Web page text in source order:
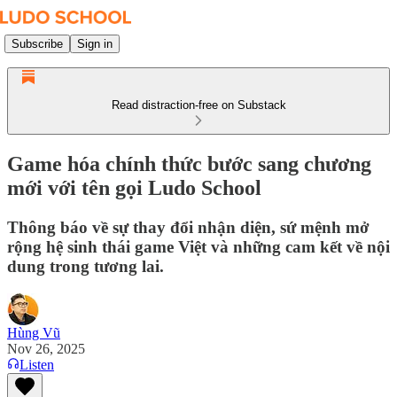
Subscribe Sign in
Read distraction-free on Substack
Game hóa chính thức bước sang chương
mới với tên gọi Ludo School
Thông báo về sự thay đổi nhận diện, sứ mệnh mở
rộng hệ sinh thái game Việt và những cam kết về nội
dung trong tương lai.
Hùng Vũ
Nov 26, 2025
Listen